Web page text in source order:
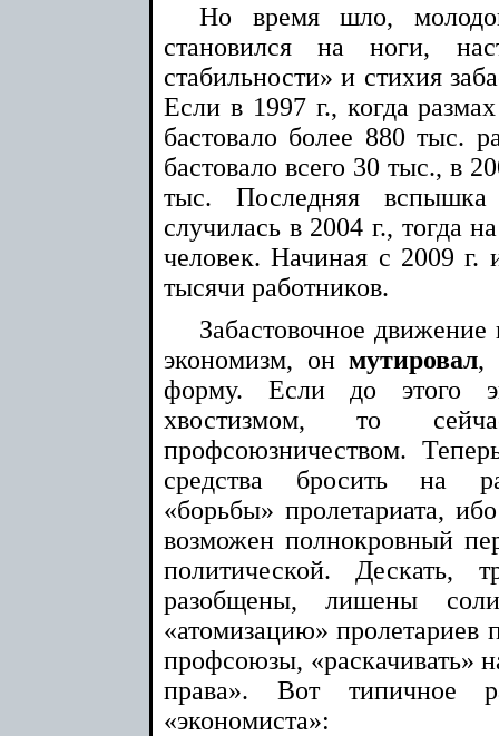
Но время шло,
становился на ноги,
стабильности» и стихия
Если в 1997 г., когда
бастовало более 880 тыс.
бастовало всего 30 тыс., в
тыс. Последняя вспышка
случилась в 2004 г., тогда
человек. Начиная с 2009 г.
тысячи работников.
Забастовочное
экономизм, онмутировал,
форму. Если до этого
хвостизмом, то
профсоюзничеством.
средства бросить на
«борьбы» пролетариата,
возможен полнокровный
политической. Дескать,
разобщены, лишены
«атомизацию» пролетариев
профсоюзы, «раскачивать»
права». Вот типичное
«экономиста»: